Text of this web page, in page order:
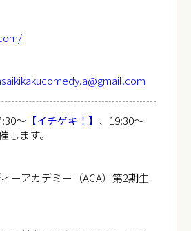
～ 【イチゲキ！】 、19:30～
します。
ーアカデミー（ACA）第2期生